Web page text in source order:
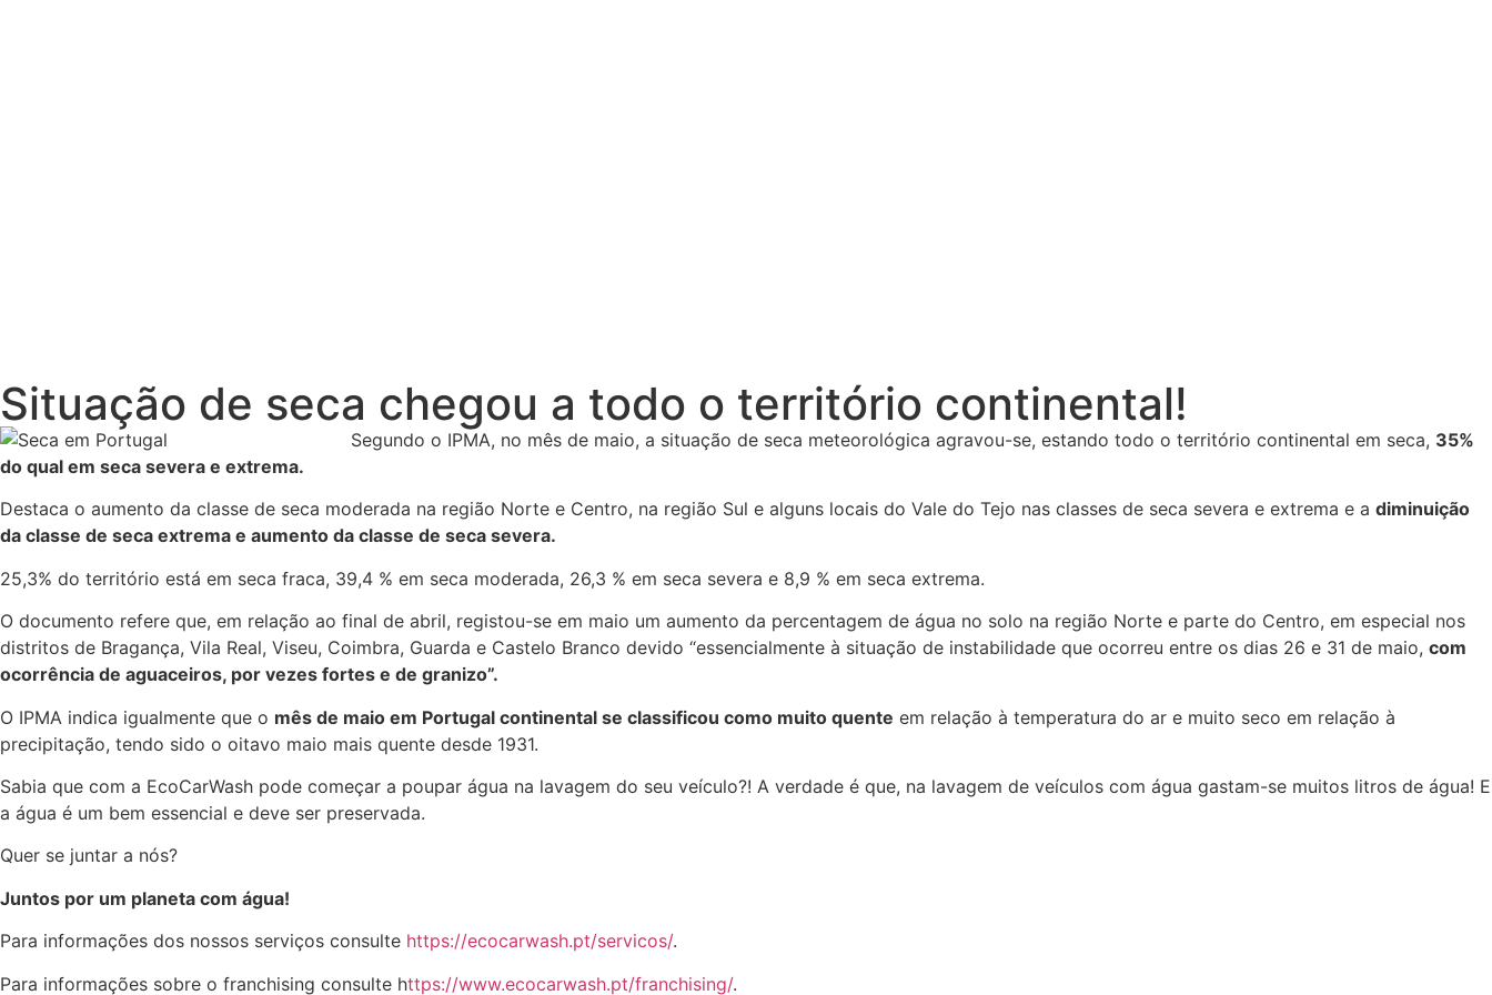
Situação de seca chegou a todo o território continental!
Segundo o IPMA, no mês de maio, a situação de seca meteorológica agravou-se, estando todo o território continental em seca, 35%
do qual em seca severa e extrema.
Destaca o aumento da classe de seca moderada na região Norte e Centro, na região Sul e alguns locais do Vale do Tejo nas classes de seca severa e extrema e a diminuição
da classe de seca extrema e aumento da classe de seca severa.
25,3% do território está em seca fraca, 39,4 % em seca moderada, 26,3 % em seca severa e 8,9 % em seca extrema.
O documento refere que, em relação ao final de abril, registou-se em maio um aumento da percentagem de água no solo na região Norte e parte do Centro, em especial nos
distritos de Bragança, Vila Real, Viseu, Coimbra, Guarda e Castelo Branco devido “essencialmente à situação de instabilidade que ocorreu entre os dias 26 e 31 de maio, com
ocorrência de aguaceiros, por vezes fortes e de granizo”.
O IPMA indica igualmente que o mês de maio em Portugal continental se classificou como muito quente em relação à temperatura do ar e muito seco em relação à
precipitação, tendo sido o oitavo maio mais quente desde 1931.
Sabia que com a EcoCarWash pode começar a poupar água na lavagem do seu veículo?! A verdade é que, na lavagem de veículos com água gastam-se muitos litros de água! E
a água é um bem essencial e deve ser preservada.
Quer se juntar a nós?
Juntos por um planeta com água!
Para informações dos nossos serviços consulte https://ecocarwash.pt/servicos/.
Para informações sobre o franchising consulte https://www.ecocarwash.pt/franchising/.